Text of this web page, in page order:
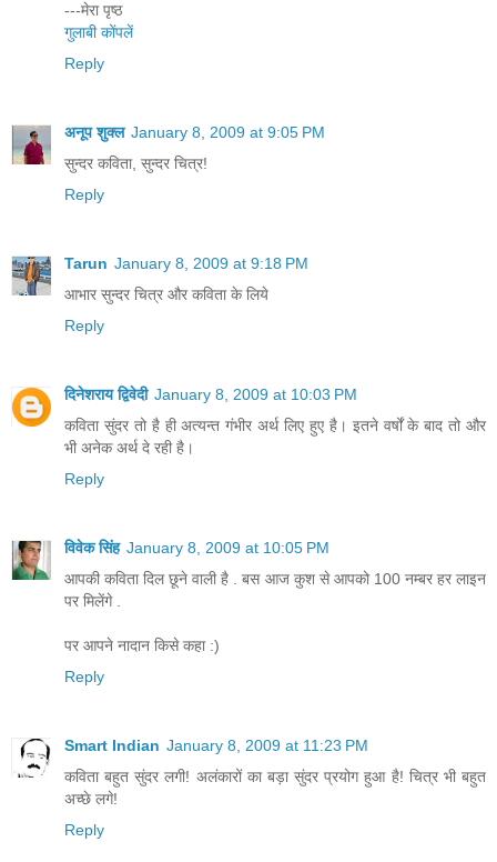
---मेरा पृष्ठ
गुलाबी कोंपलें
Reply
अनूप शुक्ल January 8, 2009 at 9:05 PM
सुन्दर कविता, सुन्दर चित्र!
Reply
Tarun January 8, 2009 at 9:18 PM
आभार सुन्दर चित्र और कविता के लिये
Reply
दिनेशराय द्विवेदी January 8, 2009 at 10:03 PM
कविता सुंदर तो है ही अत्यन्त गंभीर अर्थ लिए हुए है। इतने वर्षों के बाद तो और
भी अनेक अर्थ दे रही है।
Reply
विवेक सिंह January 8, 2009 at 10:05 PM
आपकी कविता दिल छूने वाली है . बस आज कुश से आपको 100 नम्बर हर लाइन
पर मिलेंगे .
पर आपने नादान किसे कहा :)
Reply
Smart Indian January 8, 2009 at 11:23 PM
कविता बहुत सुंदर लगी! अलंकारों का बड़ा सुंदर प्रयोग हुआ है! चित्र भी बहुत
अच्छे लगे!
Reply